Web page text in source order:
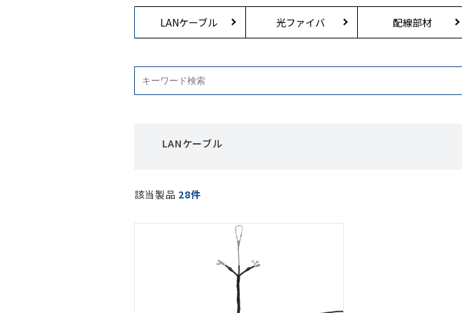
LANケーブル 光ファイバ 配線部材
LANケーブル
該当製品 28件